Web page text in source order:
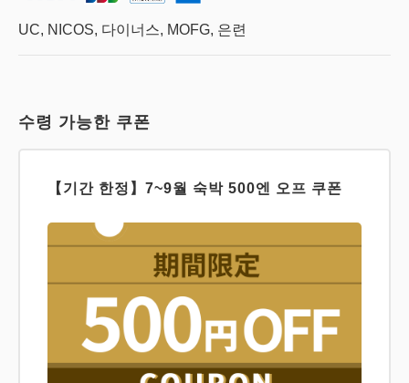
UC, NICOS, 다이너스, MOFG, 은련
수령 가능한 쿠폰
【기간 한정】7~9월 숙박 500엔 오프 쿠폰